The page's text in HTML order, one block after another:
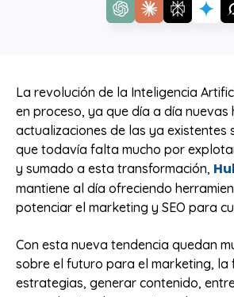
La revolución de la Inteligencia
en proceso, ya que día a día nuevas
actualizaciones de las ya existentes
que todavía falta mucho por
y sumado a esta transformación,
mantiene al día ofreciendo
potenciar el marketing y SEO para
Con esta nueva tendencia quedan
sobre el futuro para el marketing,
estrategias, generar contenido,